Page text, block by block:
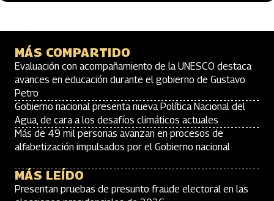
MÁS COMPARTIDO
Evaluación con acompañamiento de la UNESCO destaca
avances en educación durante el gobierno de Gustavo
Petro
Gobierno nacional presenta nueva Política Nacional del
Agua, de cara a los desafíos climáticos actuales
Más de 49 mil personas avanzan en procesos de
alfabetización impulsados por el Gobierno nacional
MÁS LEÍDO
Presentan pruebas de presunto fraude electoral en las